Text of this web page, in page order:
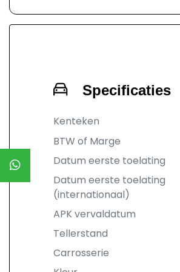
Specificaties
Kenteken
BTW of Marge
Datum eerste toelating
Datum eerste toelating
(internationaal)
APK vervaldatum
Tellerstand
Carrosserie